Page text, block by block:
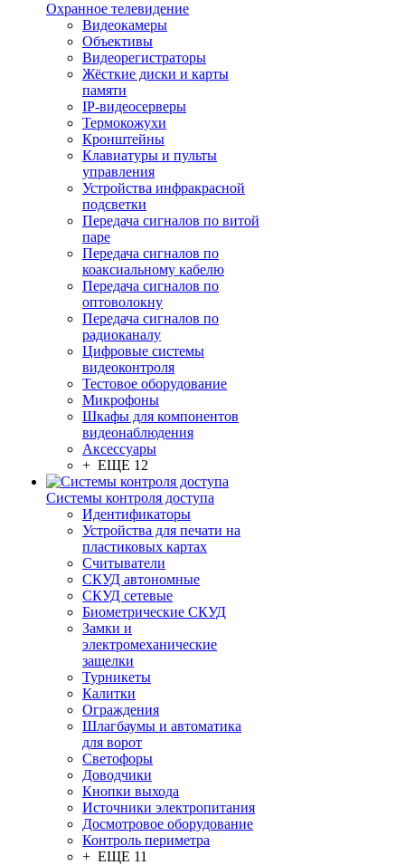
Охранное телевидение
Видеокамеры
Объективы
Видеорегистраторы
Жёсткие диски и карты
памяти
IP-видеосерверы
Термокожухи
Кронштейны
Клавиатуры и пульты
управления
Устройства инфракрасной
подсветки
Передача сигналов по витой
паре
Передача сигналов по
коаксиальному кабелю
Передача сигналов по
оптоволокну
Передача сигналов по
радиоканалу
Цифровые системы
видеоконтроля
Тестовое оборудование
Микрофоны
Шкафы для компонентов
видеонаблюдения
Аксессуары
+ ЕЩЕ 12
Системы контроля доступа
Идентификаторы
Устройства для печати на
пластиковых картах
Считыватели
СКУД автономные
СКУД сетевые
Биометрические СКУД
Замки и
электромеханические
защелки
Турникеты
Калитки
Ограждения
Шлагбаумы и автоматика
для ворот
Светофоры
Доводчики
Кнопки выхода
Источники электропитания
Досмотровое оборудование
Контроль периметра
+ ЕЩЕ 11